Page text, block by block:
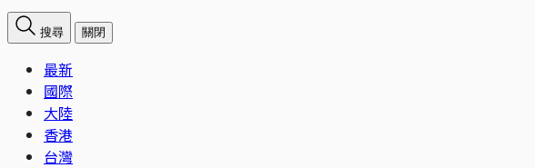
搜尋 關閉
最新
國際
大陸
香港
台灣